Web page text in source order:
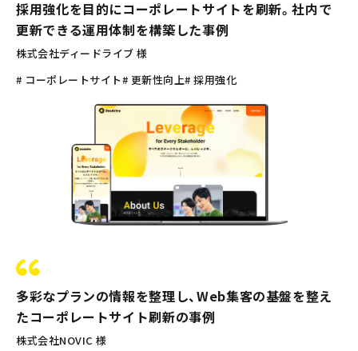
採用強化を目的にコーポレートサイトを刷新。社内で
更新できる運用体制を構築した事例
株式会社ディードライブ 様
# コーポレートサイト# 更新性向上# 採用強化
多彩なプランの情報を整理し、Web集客の基盤を整え
たコーポレートサイト刷新の事例
株式会社NOVIC 様